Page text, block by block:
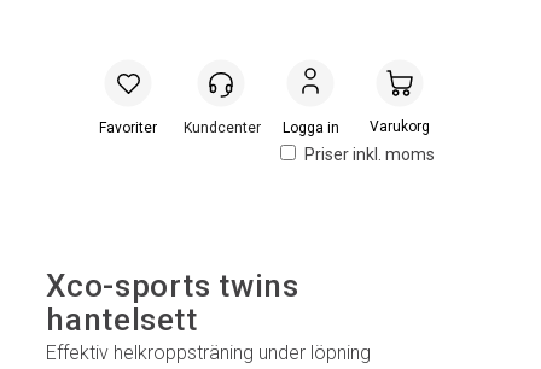
Priser inkl. moms
Logga in Handlevogn
Xco-sports twins
hantelsett
Effektiv helkroppsträning under löpning